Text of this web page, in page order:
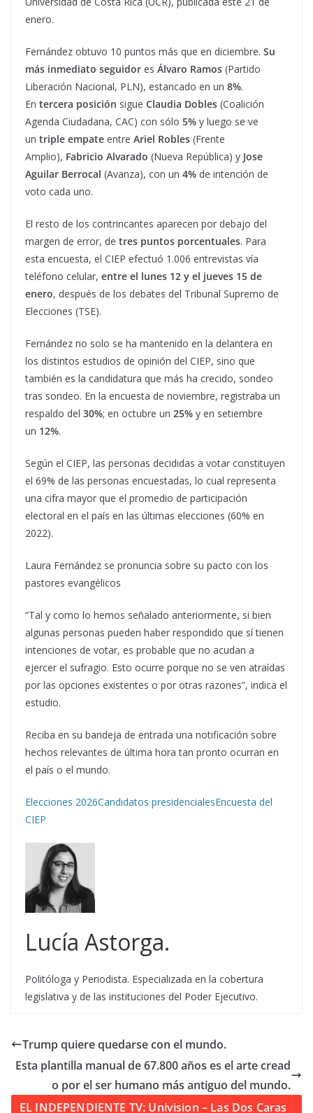
enero.
Fernández obtuvo 10 puntos más que en diciembre. Su
más inmediato seguidor es Álvaro Ramos (Partido
Liberación Nacional, PLN), estancado en un 8%.
En tercera posición sigue Claudia Dobles (Coalición
Agenda Ciudadana, CAC) con sólo 5% y luego se ve
un triple empate entre Ariel Robles (Frente
Amplio), Fabricio Alvarado (Nueva República) y Jose
Aguilar Berrocal (Avanza), con un 4% de intención de
voto cada uno.
El resto de los contrincantes aparecen por debajo del
margen de error, de tres puntos porcentuales. Para
esta encuesta, el CIEP efectuó 1.006 entrevistas vía
teléfono celular, entre el lunes 12 y el jueves 15 de
enero, después de los debates del Tribunal Supremo de
Elecciones (TSE).
Fernández no solo se ha mantenido en la delantera en
los distintos estudios de opinión del CIEP, sino que
también es la candidatura que más ha crecido, sondeo
tras sondeo. En la encuesta de noviembre, registraba un
respaldo del 30%; en octubre un 25% y en setiembre
un 12%.
Según el CIEP, las personas decididas a votar constituyen
el 69% de las personas encuestadas, lo cual representa
una cifra mayor que el promedio de participación
electoral en el país en las últimas elecciones (60% en
2022).
Laura Fernández se pronuncia sobre su pacto con los
pastores evangélicos
“Tal y como lo hemos señalado anteriormente, si bien
algunas personas pueden haber respondido que sí tienen
intenciones de votar, es probable que no acudan a
ejercer el sufragio. Esto ocurre porque no se ven atraídas
por las opciones existentes o por otras razones”, indica el
estudio.
Reciba en su bandeja de entrada una notificación sobre
hechos relevantes de última hora tan pronto ocurran en
el país o el mundo.
Elecciones 2026Candidatos presidencialesEncuesta del
CIEP
Lucía Astorga.
Politóloga y Periodista. Especializada en la cobertura
legislativa y de las instituciones del Poder Ejecutivo.
Trump quiere quedarse con el mundo.
Esta plantilla manual de 67.800 años es el arte cread
o por el ser humano más antiguo del mundo.
EL INDEPENDIENTE TV: Univision – Las Dos Caras